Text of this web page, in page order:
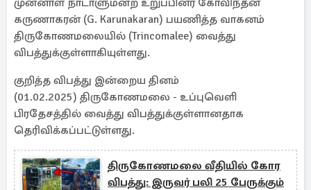
முன்னாள் நாடாளுமன்ற உறுப்பினர் கோவிந்தன்
கருணாகரன் (G. Karunakaran) பயணித்த வாகனம்
திருகோணமலையில் (Trincomalee) வைத்து
விபத்துக்குள்ளாகியுள்ளது.
குறித்த விபத்து இன்றைய தினம்
(01.02.2025) திருகோணமலை - உப்புவெளி
பிரதேசத்தில் வைத்து விபத்துக்குள்ளானதாக
தெரிவிக்கப்பட்டுள்ளது.
திருகோணமலை வீதியில் கோர
விபத்து: இருவர் பலி 25 பேருக்கும்